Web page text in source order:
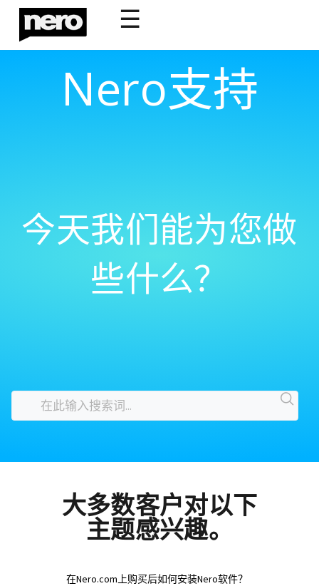
☰
Nero支持
今天我们能为您做
些什么？
大多数客户对以下
主题感兴趣。
在Nero.com上购买后如何安装Nero软件？